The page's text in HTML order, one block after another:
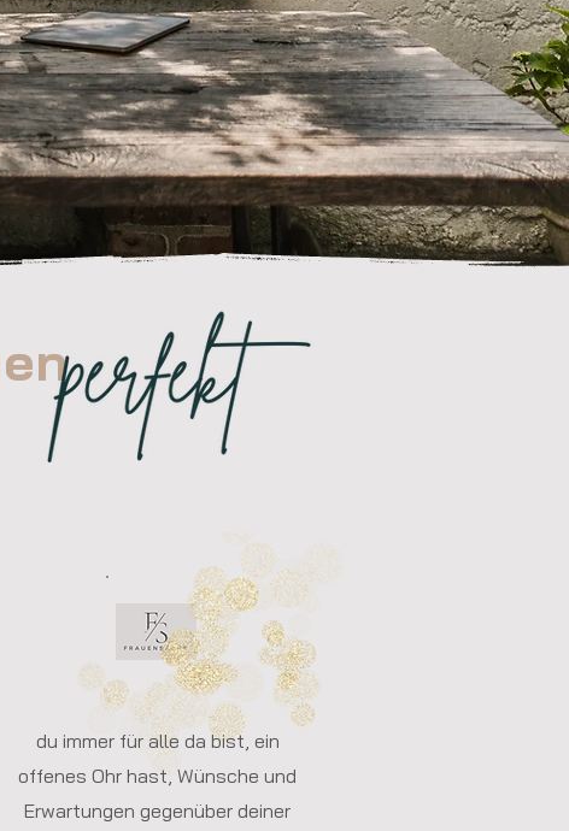
Frauen
du immer für alle da bist, ein
offenes Ohr hast, Wünsche und
Erwartungen gegenüber deiner